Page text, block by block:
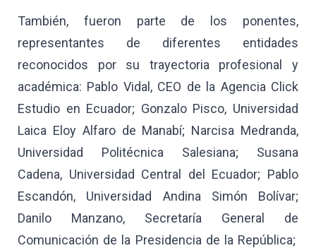
También, fueron parte de los ponentes,
representantes de diferentes entidades
reconocidos por su trayectoria profesional y
académica: Pablo Vidal, CEO de la Agencia Click
Estudio en Ecuador; Gonzalo Pisco, Universidad
Laica Eloy Alfaro de Manabí; Narcisa Medranda,
Universidad Politécnica Salesiana; Susana
Cadena, Universidad Central del Ecuador; Pablo
Escandón, Universidad Andina Simón Bolívar;
Danilo Manzano, Secretaría General de
Comunicación de la Presidencia de la República;